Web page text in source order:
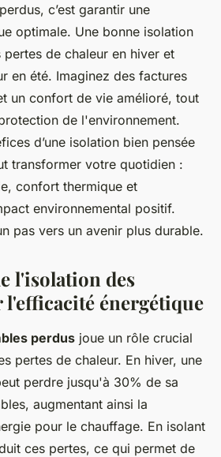
c’est garantir une
optimale. Une bonne isolation
de chaleur en hiver et
en été. Imaginez des factures
un confort de vie amélioré, tout
de l'environnement.
d’une isolation bien pensée
transformer votre quotidien :
confort thermique et
environnemental positif.
pas vers un avenir plus durable.
l'isolation des
l'efficacité énergétique
perdus joue un rôle crucial
pertes de chaleur. En hiver, une
perdre jusqu'à 30% de sa
augmentant ainsi la
pour le chauffage. En isolant
ces pertes, ce qui permet de